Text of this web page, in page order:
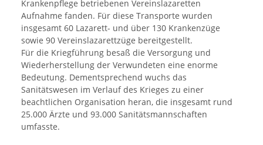
Krankenpflege betriebenen Vereinslazaretten
Aufnahme fanden. Für diese Transporte wurden
insgesamt 60 Lazarett- und über 130 Krankenzüge
sowie 90 Vereinslazarettzüge bereitgestellt.
Für die Kriegführung besaß die Versorgung und
Wiederherstellung der Verwundeten eine enorme
Bedeutung. Dementsprechend wuchs das
Sanitätswesen im Verlauf des Krieges zu einer
beachtlichen Organisation heran, die insgesamt rund
25.000 Ärzte und 93.000 Sanitätsmannschaften
umfasste.